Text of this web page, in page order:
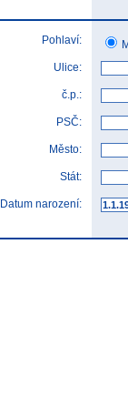
Pohlaví:
Ulice:
č.p.:
PSČ:
Město:
Stát:
Datum narození: